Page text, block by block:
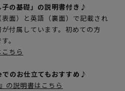
の基礎」の説明書付き♪
面）と英語（裏面）で記載され
付属しています。初めての方
。
ちら
のお仕立てもおすすめ♪
の説明書はこちら